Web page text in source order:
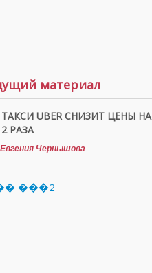
материал
UBER СНИЗИТ ЦЕНЫ НА
РАЗА
Евгения Чернышова
���2